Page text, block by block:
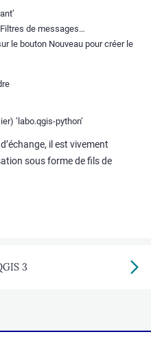
de messages…
le bouton Nouveau pour créer le
’labo.qgis-python’
il est vivement
sous forme de fils de
3